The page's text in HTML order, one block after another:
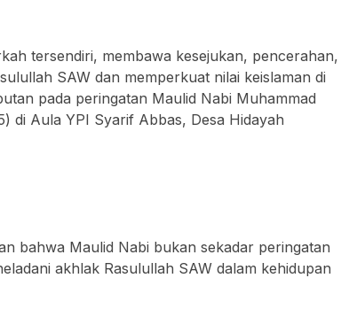
tersendiri, membawa kesejukan, pencerahan,
SAW dan memperkuat nilai keislaman di
pada peringatan Maulid Nabi Muhammad
di Aula YPI Syarif Abbas, Desa Hidayah
bahwa Maulid Nabi bukan sekadar peringatan
akhlak Rasulullah SAW dalam kehidupan